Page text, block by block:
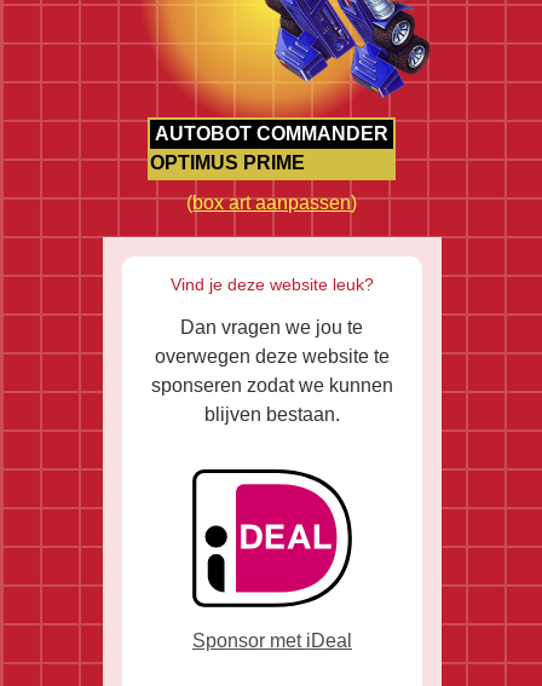
AUTOBOT COMMANDER
OPTIMUS PRIME
(box art aanpassen)
Vind je deze website leuk?
Dan vragen we jou te
overwegen deze website te
sponseren zodat we kunnen
blijven bestaan.
Sponsor met iDeal